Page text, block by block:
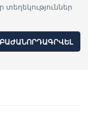
ԲԱԺԱՆՈՐԴԱԳՐՎԵԼ